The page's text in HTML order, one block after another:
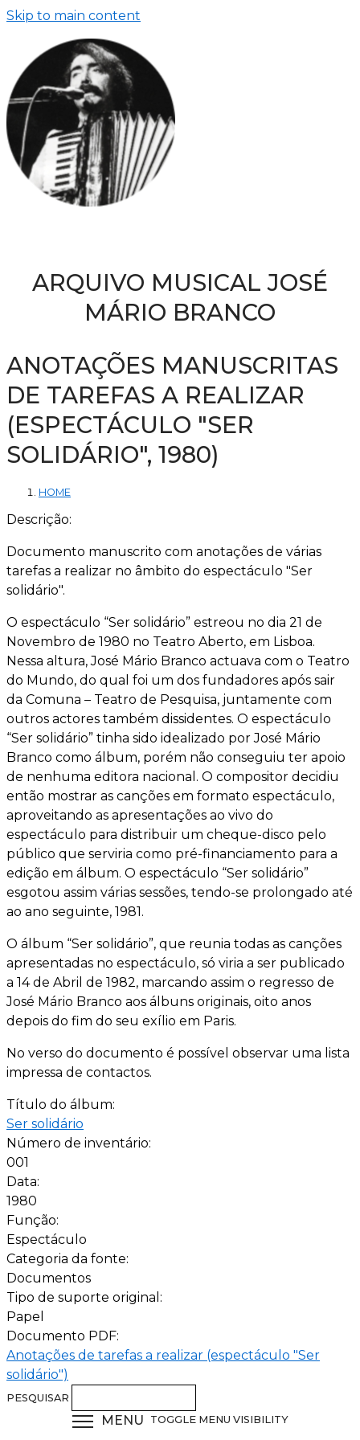
Skip to main content
ARQUIVO MUSICAL JOSÉ
MÁRIO BRANCO
ANOTAÇÕES MANUSCRITAS
DE TAREFAS A REALIZAR
(ESPECTÁCULO "SER
SOLIDÁRIO", 1980)
HOME
Descrição:
Documento manuscrito com anotações de várias
tarefas a realizar no âmbito do espectáculo "Ser
solidário".
O espectáculo “Ser solidário” estreou no dia 21 de
Novembro de 1980 no Teatro Aberto, em Lisboa.
Nessa altura, José Mário Branco actuava com o Teatro
do Mundo, do qual foi um dos fundadores após sair
da Comuna – Teatro de Pesquisa, juntamente com
outros actores também dissidentes. O espectáculo
“Ser solidário” tinha sido idealizado por José Mário
Branco como álbum, porém não conseguiu ter apoio
de nenhuma editora nacional. O compositor decidiu
então mostrar as canções em formato espectáculo,
aproveitando as apresentações ao vivo do
espectáculo para distribuir um cheque-disco pelo
público que serviria como pré-financiamento para a
edição em álbum. O espectáculo “Ser solidário”
esgotou assim várias sessões, tendo-se prolongado até
ao ano seguinte, 1981.
O álbum “Ser solidário”, que reunia todas as canções
apresentadas no espectáculo, só viria a ser publicado
a 14 de Abril de 1982, marcando assim o regresso de
José Mário Branco aos álbuns originais, oito anos
depois do fim do seu exílio em Paris.
No verso do documento é possível observar uma lista
impressa de contactos.
Título do álbum:
Ser solidário
Número de inventário:
001
Data:
1980
Função:
Espectáculo
Categoria da fonte:
Documentos
Tipo de suporte original:
Papel
Documento PDF:
Anotações de tarefas a realizar (espectáculo "Ser
solidário")
PESQUISAR
MENU TOGGLE MENU VISIBILITY